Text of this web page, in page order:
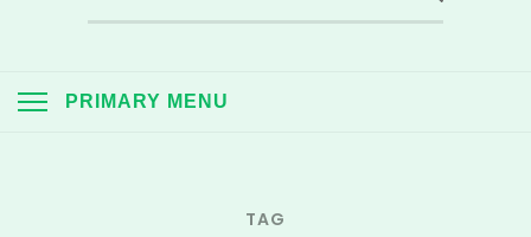
untuk:
PRIMARY MENU
TAG